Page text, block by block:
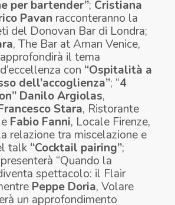
per bartender”; Cristiana
Pavan racconteranno la
del Donovan Bar di Londra;
, The Bar at Aman Venice,
il tema
con “Ospitalità a
dell’accoglienza”; “4
Danilo Argiolas,
rancesco Stara, Ristorante
Fabio Fanni, Locale Firenze,
relazione tra miscelazione e
talk “Cocktail pairing”;
presenterà “Quando la
spettacolo: il Flair
Peppe Doria, Volare
un approfondimento